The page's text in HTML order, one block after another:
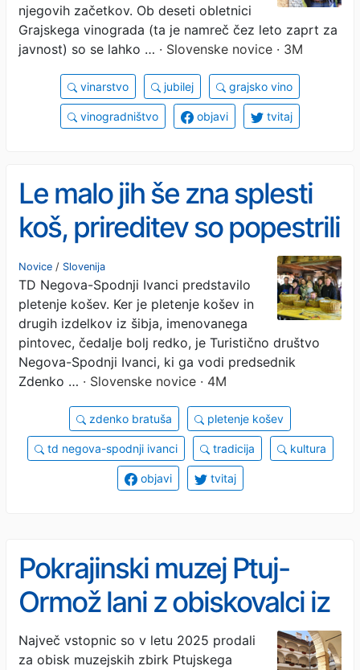
njegovih začetkov. Ob deseti obletnici
Grajskega vinograda (ta je namreč čez leto zaprt za
javnost) so se lahko … · Slovenske novice · 3M
vinarstvo jubilej grajsko vino
vinogradništvo objavi tvitaj
Le malo jih še zna splesti
koš, prireditev so popestrili
s prikazom žganjekuhe
(FOTO)
Novice / Slovenija
TD Negova-Spodnji Ivanci predstavilo
pletenje košev. Ker je pletenje košev in
drugih izdelkov iz šibja, imenovanega
pintovec, čedalje bolj redko, je Turistično društvo
Negova-Spodnji Ivanci, ki ga vodi predsednik
Zdenko … · Slovenske novice · 4M
zdenko bratuša pletenje košev
td negova-spodnji ivanci tradicija kultura
objavi tvitaj
Pokrajinski muzej Ptuj-
Ormož lani z obiskovalci iz
99 držav
Največ vstopnic so v letu 2025 prodali
za obisk muzejskih zbirk Ptujskega